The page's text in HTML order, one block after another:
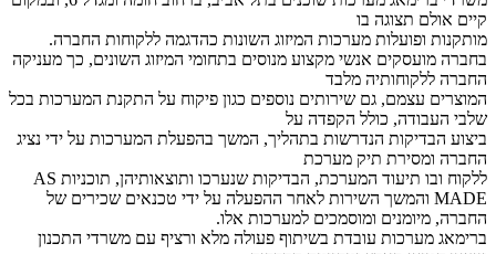
קיים אולם תצוגה בו
מותקנות ופועלות מערכות המיזוג השונות כהדגמה ללקוחות החברה.
בחברה מועסקים אנשי מקצוע מנוסים בתחומי המיזוג השונים, כך מעניקה
החברה ללקוחותיה מלבד
המוצרים עצמם, גם שירותים נוספים כגון פיקוח על התקנת המערכות בכל
שלבי העבודה, כולל הקפדה על
ביצוע הבדיקות הנדרשות בתהליך, המשך בהפעלת המערכות על ידי נציג
החברה ומסירת תיק מערכת
ללקוח ובו תיעוד המערכת, הבדיקות שנערכו ותוצאותיהן, תוכניות AS
MADE והמשך השירות לאחר ההפעלה על ידי טכנאים שכירים של
החברה, מיומנים ומוסמכים למערכות אלו.
ברימאג מערכות עובדת בשיתוף פעולה מלא ורציף עם משרדי התכנון